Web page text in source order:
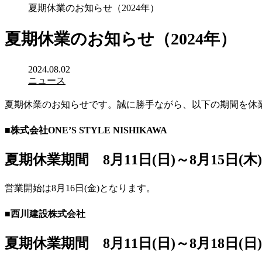
夏期休業のお知らせ（2024年）
夏期休業のお知らせ（2024年）
2024.08.02
ニュース
夏期休業のお知らせです。誠に勝手ながら、以下の期間を休
■株式会社ONE’S STYLE NISHIKAWA
夏期休業期間 8月11日(日)～8月15日(木)
営業開始は8月16日(金)となります。
■西川建設株式会社
夏期休業期間 8月11日(日)～8月18日(日)